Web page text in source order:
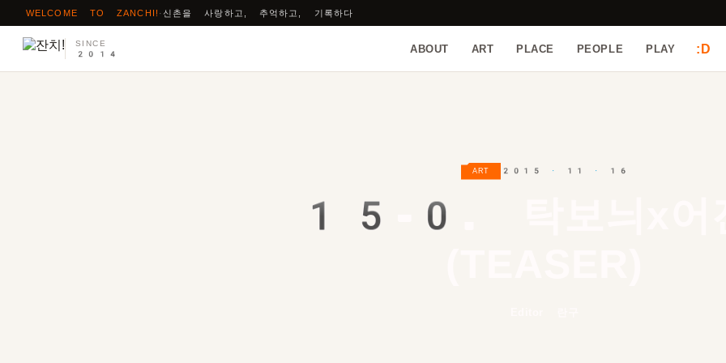
WELCOME TO ZANCHI! ·신촌을 사랑하고, 추억하고, 기록하다
SINCE
2014
ABOUT ART PLACE PEOPLE PLAY :D
ART 2015 · 11 · 16
15-0.